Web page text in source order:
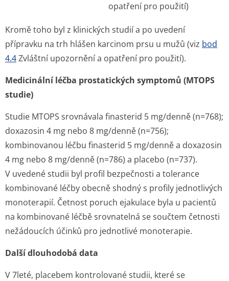
opatření pro použití)
Kromě toho byl z klinických studií a po uvedení
přípravku na trh hlášen karcinom prsu u mužů (viz bod
4.4Zvláštní upozornění a opatření pro použití).
Medicinální léčba prostatických symptomů (MTOPS
studie)
Studie MTOPS srovnávala finasterid 5 mg/denně (n=768);
doxazosin 4 mg nebo 8 mg/denně (n=756);
kombinovanou léčbu finasterid 5 mg/denně a doxazosin
4 mg nebo 8 mg/denně (n=786) a placebo (n=737).
V uvedené studii byl profil bezpečnosti a tolerance
kombinované léčby obecně shodný s profily jednotlivých
monoterapií. Četnost poruch ejakulace byla u pacientů
na kombinované léčbě srovnatelná se součtem četnosti
nežádoucích účinků pro jednotlivé monoterapie.
Další dlouhodobá data
V 7leté, placebem kontrolované studii, které se